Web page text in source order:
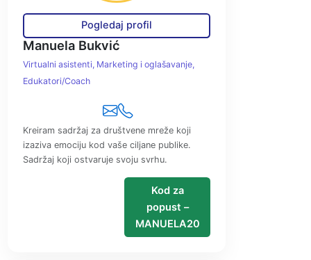
Pogledaj profil
Manuela Bukvić
Virtualni asistenti Marketing i oglašavanje
Edukatori/Coach
Kreiram sadržaj za društvene mreže koji
izaziva emociju kod vaše ciljane publike.
Sadržaj koji ostvaruje svoju svrhu.
Kod za
popust –
MANUELA20